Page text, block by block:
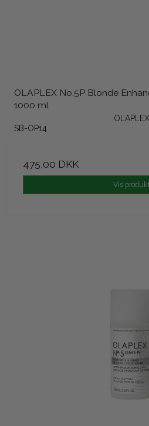
OLAPLEX No.5P Blonde
1000 ml
OLAPLEX
SB-OP14
475,00 DKK
Vis